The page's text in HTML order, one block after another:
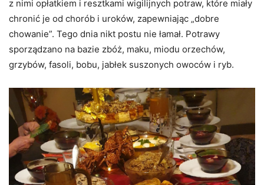
z nimi opłatkiem i resztkami wigilijnych potraw, które miały
chronić je od chorób i uroków, zapewniając „dobre
chowanie”. Tego dnia nikt postu nie łamał. Potrawy
sporządzano na bazie zbóż, maku, miodu orzechów,
grzybów, fasoli, bobu, jabłek suszonych owoców i ryb.